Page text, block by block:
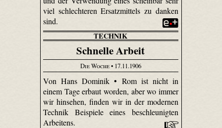
viel schlechteren Ersatzmittels zu danken
sind.
TECHNIK
Schnelle Arbeit
Die Woche• 17.11.1906
Von Hans Dominik • Rom ist nicht in
einem Tage erbaut worden, aber wo immer
wir hinsehen, finden wir in der modernen
Technik Beispiele eines beschleunigten
Arbeitens.